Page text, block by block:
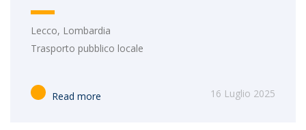
Lecco, Lombardia
Trasporto pubblico locale
Read more 16 Luglio 2025